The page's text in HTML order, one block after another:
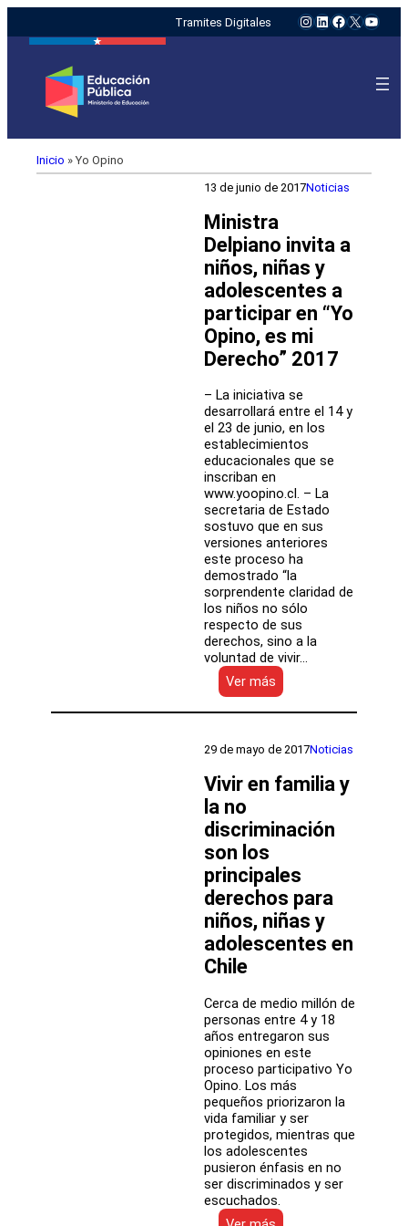
Tramites Digitales Instagram
LinkedIn
Facebook
X
Inicio » Yo Opino
13 de junio de 2017Noticias
Ministra
Delpiano invita a
niños, niñas y
adolescentes a
participar en “Yo
Opino, es mi
Derecho” 2017
– La iniciativa se
desarrollará entre el 14 y
el 23 de junio, en los
establecimientos
educacionales que se
inscriban en
www.yoopino.cl. – La
secretaria de Estado
sostuvo que en sus
versiones anteriores
este proceso ha
demostrado “la
sorprendente claridad de
los niños no sólo
respecto de sus
derechos, sino a la
voluntad de vivir…
Ver más
Ministra
Delpiano
a
niñas
y
a
“Yo
Opino,
es
mi
Derecho”
29 de mayo de 2017Noticias
Vivir en familia y
la no
discriminación
son los
principales
derechos para
niños, niñas y
adolescentes en
Chile
Cerca de medio millón de
personas entre 4 y 18
años entregaron sus
opiniones en este
proceso participativo Yo
Opino. Los más
pequeños priorizaron la
vida familiar y ser
protegidos, mientras que
los adolescentes
pusieron énfasis en no
ser discriminados y ser
escuchados.